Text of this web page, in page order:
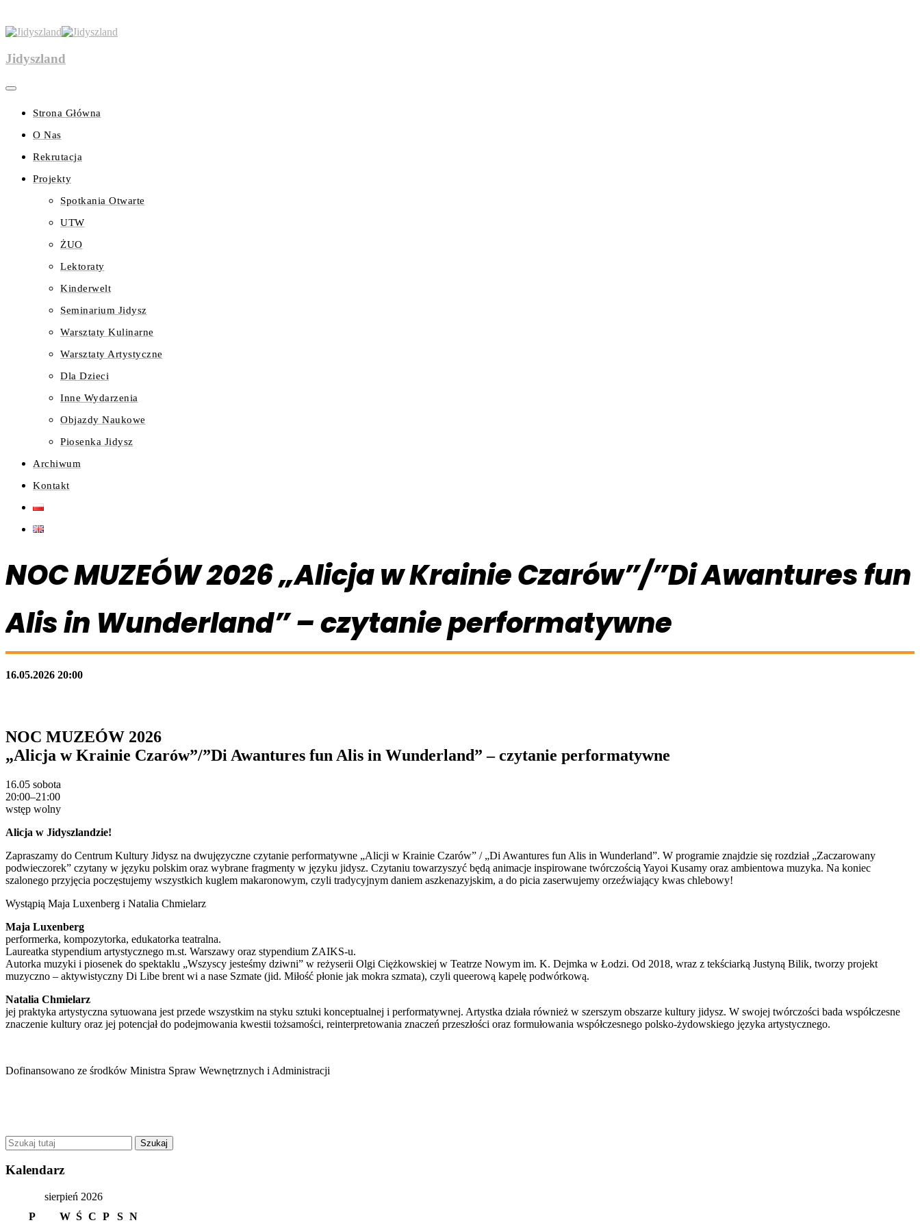
Jidyszland
Strona Główna
O Nas
Rekrutacja
Projekty
Spotkania Otwarte
UTW
ŻUO
Lektoraty
Kinderwelt
Seminarium Jidysz
Warsztaty Kulinarne
Warsztaty Artystyczne
Dla Dzieci
Inne Wydarzenia
Objazdy Naukowe
Piosenka Jidysz
Archiwum
Kontakt
NOC MUZEÓW 2026 „Alicja w Krainie Czarów”/”Di Awantures fun
Alis in Wunderland” – czytanie performatywne
16.05.2026 20:00
NOC MUZEÓW 2026
„Alicja w Krainie Czarów”/”Di Awantures fun Alis in Wunderland” – czytanie performatywne
16.05 sobota
20:00–21:00
wstęp wolny
Alicja w Jidyszlandzie!
Zapraszamy do Centrum Kultury Jidysz na dwujęzyczne czytanie performatywne „Alicji w Krainie Czarów” / „Di Awantures fun Alis in Wunderland”. W programie znajdzie się rozdział „Zaczarowany
podwieczorek” czytany w języku polskim oraz wybrane fragmenty w języku jidysz. Czytaniu towarzyszyć będą animacje inspirowane twórczością Yayoi Kusamy oraz ambientowa muzyka. Na koniec
szalonego przyjęcia poczęstujemy wszystkich kuglem makaronowym, czyli tradycyjnym daniem aszkenazyjskim, a do picia zaserwujemy orzeźwiający kwas chlebowy!
Wystąpią Maja Luxenberg i Natalia Chmielarz
Maja Luxenberg
performerka, kompozytorka, edukatorka teatralna.
Laureatka stypendium artystycznego m.st. Warszawy oraz stypendium ZAIKS-u.
Autorka muzyki i piosenek do spektaklu „Wszyscy jesteśmy dziwni” w reżyserii Olgi Ciężkowskiej w Teatrze Nowym im. K. Dejmka w Łodzi. Od 2018, wraz z tekściarką Justyną Bilik, tworzy projekt
muzyczno – aktywistyczny Di Libe brent wi a nase Szmate (jid. Miłość płonie jak mokra szmata), czyli queerową kapelę podwórkową.
Natalia Chmielarz
jej praktyka artystyczna sytuowana jest przede wszystkim na styku sztuki konceptualnej i performatywnej. Artystka działa również w szerszym obszarze kultury jidysz. W swojej twórczości bada współczesne
znaczenie kultury oraz jej potencjał do podejmowania kwestii tożsamości, reinterpretowania znaczeń przeszłości oraz formułowania współczesnego polsko-żydowskiego języka artystycznego.
Dofinansowano ze środków Ministra Spraw Wewnętrznych i Administracji
Kalendarz
sierpień 2026
P
W Ś C P S N